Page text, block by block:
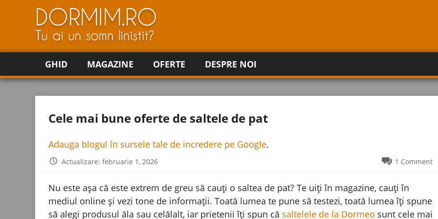
GHID MAGAZINE OFERTE DESPRE NOI
Cele mai bune oferte de saltele de pat
Adauga blogul în sursele tale de incredere pe Google.
Actualizare: februarie 1, 2026 1 Comment
Nu este așa că este extrem de greu să cauți o saltea de pat? Te uiți în magazine, cauți în
mediul online și vezi tone de informații. Toată lumea te pune să testezi, toată lumea îți spune
să alegi produsul ăla sau celălalt, iar prietenii îți spun că saltelele de la Dormeo sunt cele mai